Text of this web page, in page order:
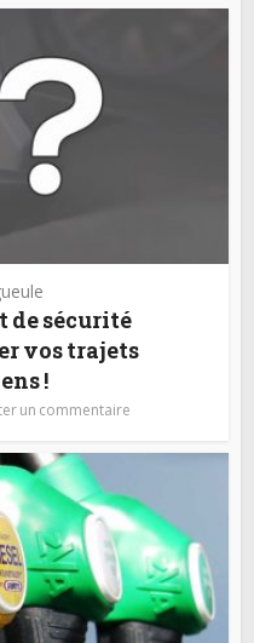
de sécurité
vos trajets
!
un commentaire